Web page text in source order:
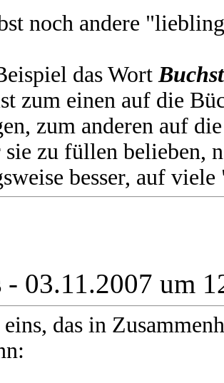
noch andere
das Wort
zum einen auf die
zum anderen auf
sie zu füllen belieben,
besser, auf
- 03.11.2007 um
das in